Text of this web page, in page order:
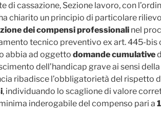
di cassazione, Sezione lavoro, con
chiarito un principio di particolare
dei compensi professionali nel
tecnico preventivo ex art. 445-bis
abbia ad oggetto domande cumulative
dell’handicap grave ai sensi
ribadisce l’obbligatorietà del rispetto
, individuando lo scaglione di valore
inderogabile del compenso pari a